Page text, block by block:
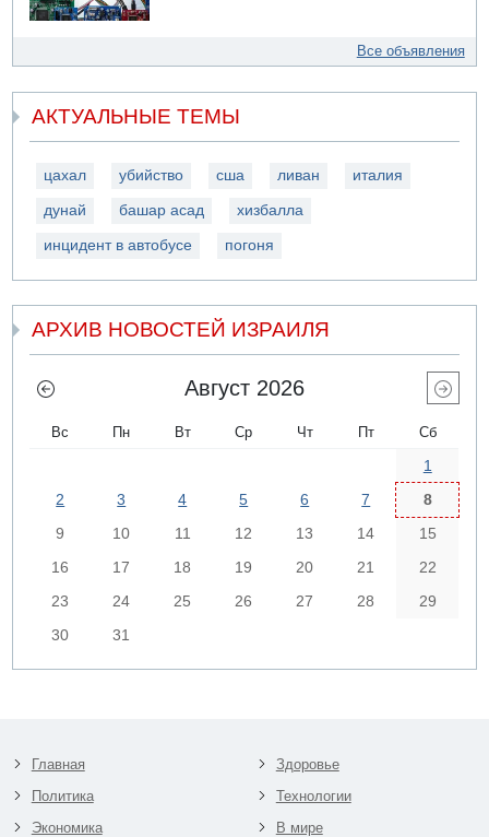
Все объявления
АКТУАЛЬНЫЕ ТЕМЫ
цахал убийство сша ливан италия
дунай башар асад хизбалла
инцидент в автобусе погоня
АРХИВ НОВОСТЕЙ ИЗРАИЛЯ
Август 2026
Вс Пн Вт Ср Чт Пт Сб
1
2
3 4 5 6 7
8
9
10 11 12 13 14
15
16
17 18 19 20 21
22
23
24 25 26 27 28
29
30
31
Главная
Политика
Экономика
Здоровье
Технологии
В мире